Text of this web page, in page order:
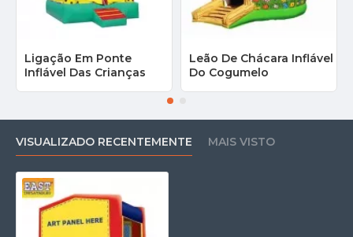
Ligação Em Ponte
Inflável Das Crianças
Leão De Chácara Inflável
Do Cogumelo
VISUALIZADO RECENTEMENTE MAIS VISTO